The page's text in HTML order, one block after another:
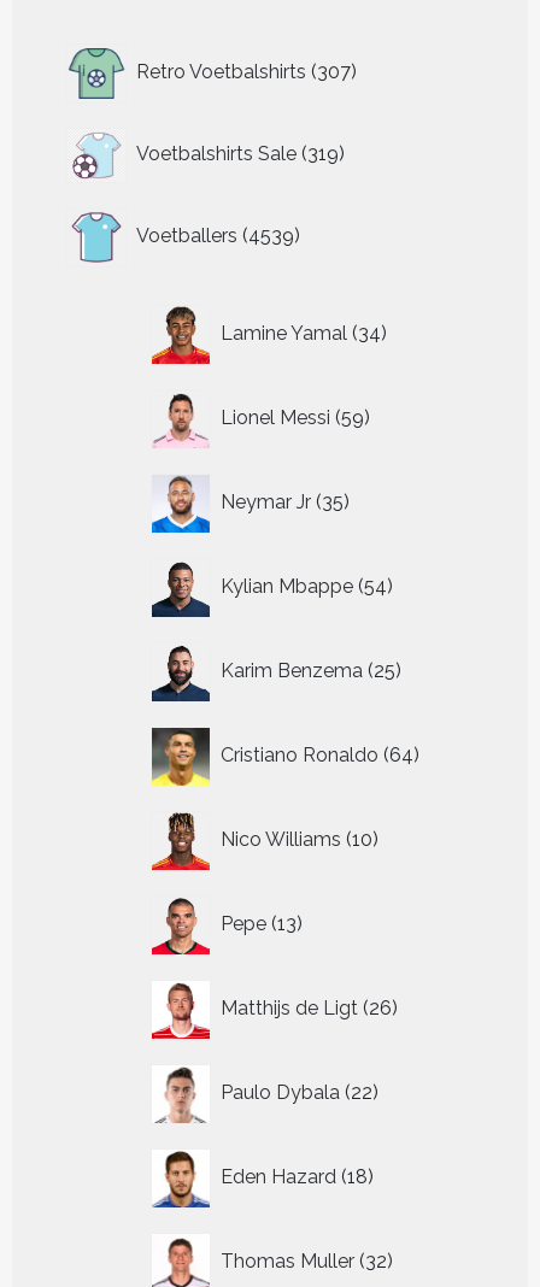
Retro Voetbalshirts 307
producten
Voetbalshirts Sale 319
319
producten
Voetballers 4539
producten
Lamine Yamal 34
producten
Lionel Messi 59
producten
Neymar Jr 35
producten
Kylian Mbappe 54
producten
Karim Benzema 25
producten
Cristiano Ronaldo 64
producten
Nico Williams 10
producten
Pepe 13
producten
Matthijs de Ligt 26
producten
Paulo Dybala 22
producten
Eden Hazard 18
producten
Thomas Muller 32
producten